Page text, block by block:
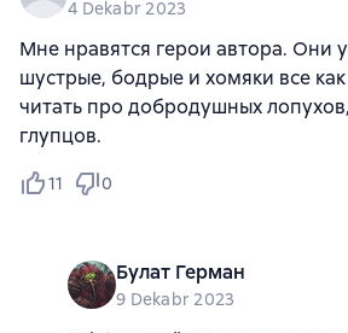
4 Dekabr 2023
Мне нравятся герои автора. Они
шустрые, бодрые и хомяки все
читать про добродушных
глупцов.
11 0
Булат Герман
9 Dekabr 2023